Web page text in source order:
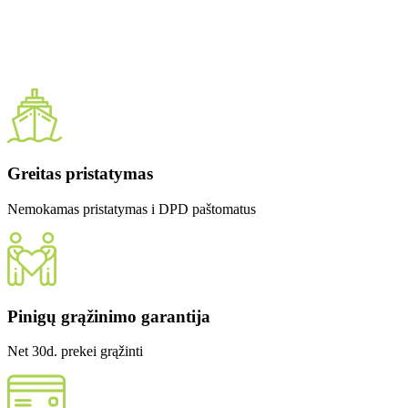
Greitas pristatymas
Nemokamas pristatymas i DPD paštomatus
Pinigų grąžinimo garantija
Net 30d. prekei grąžinti